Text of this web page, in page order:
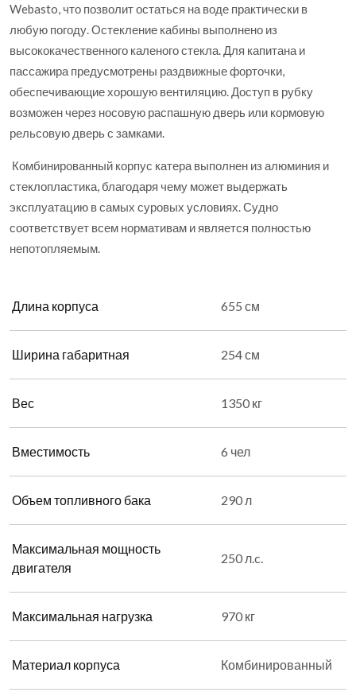
Webasto, что позволит остаться на воде практически в
любую погоду. Остекление кабины выполнено из
высококачественного каленого стекла. Для капитана и
пассажира предусмотрены раздвижные форточки,
обеспечивающие хорошую вентиляцию. Доступ в рубку
возможен через носовую распашную дверь или кормовую
рельсовую дверь с замками.
Комбинированный корпус катера выполнен из алюминия и
стеклопластика, благодаря чему может выдержать
эксплуатацию в самых суровых условиях. Судно
соответствует всем нормативам и является полностью
непотопляемым.
Длина корпуса 655 см
Ширина габаритная 254 см
Вес 1350 кг
Вместимость 6 чел
Объем топливного бака 290 л
Максимальная мощность
двигателя
250 л.c.
Максимальная нагрузка 970 кг
Материал корпуса Комбинированный